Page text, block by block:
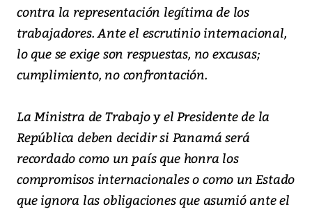
contra la representación legítima de los
trabajadores. Ante el escrutinio internacional,
lo que se exige son respuestas, no excusas;
cumplimiento, no confrontación.
La Ministra de Trabajo y el Presidente de la
República deben decidir si Panamá será
recordado como un país que honra los
compromisos internacionales o como un Estado
que ignora las obligaciones que asumió ante el